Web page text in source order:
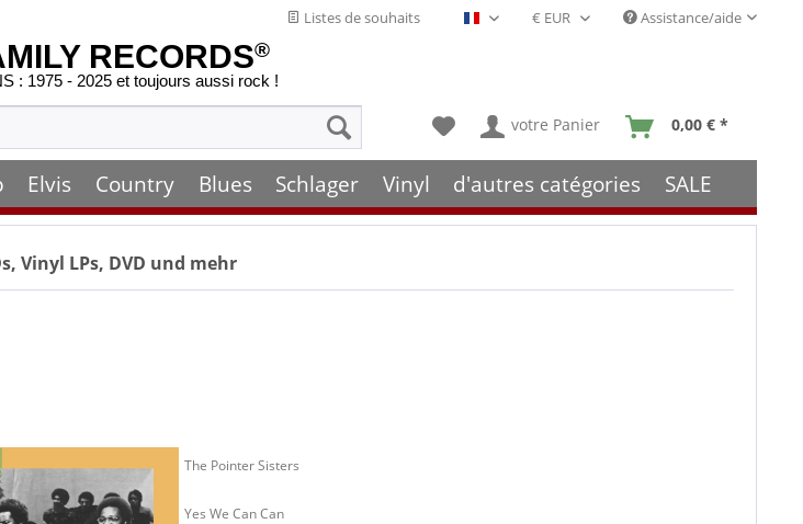
Listes de souhaits Français- FR Assistance/aide
RECORDS®
: 1975 - 2025 et toujours aussi rock !
votre Panier 0,00 € *
Elvis Country Blues Schlager Vinyl d'autres catégories SALE
Vinyl LPs, DVD und mehr
The Pointer Sisters
Yes We Can Can